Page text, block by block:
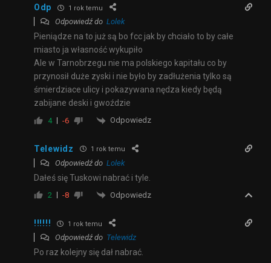
Odp 1 rok temu
Odpowiedź do Lolek
Pieniądze na to już są bo fcc jak by chciało to by całe
miasto ja własność wykupiło
Ale w Tarnobrzegu nie ma polskiego kapitału co by
przynosił duże zyski i nie było by zadłużenia tylko są
śmierdziace ulicy i pokazywana nędza kiedy będą
zabijane deski i gwoździe
4 -6 Odpowiedz
Telewidz 1 rok temu
Odpowiedź do Lolek
Dałeś się Tuskowi nabrać i tyle.
2 -8 Odpowiedz
!!!!!! 1 rok temu
Odpowiedź do Telewidz
Po raz kolejny się dał nabrać.